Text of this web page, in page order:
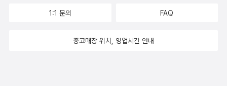
1:1 문의 FAQ
중고매장 위치, 영업시간 안내